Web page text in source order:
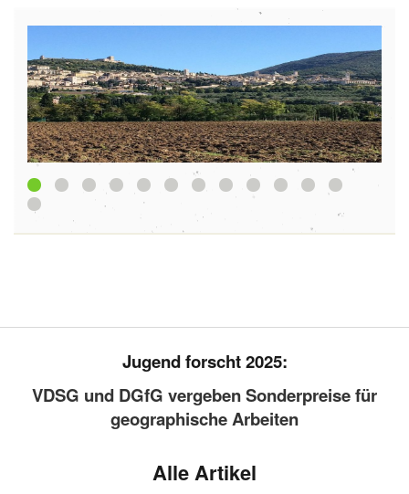
1 2 3 4 5 6 7 8 9
Jugend forscht 2025:
VDSG und DGfG vergeben Sonderpreise für
geographische Arbeiten
Alle Artikel